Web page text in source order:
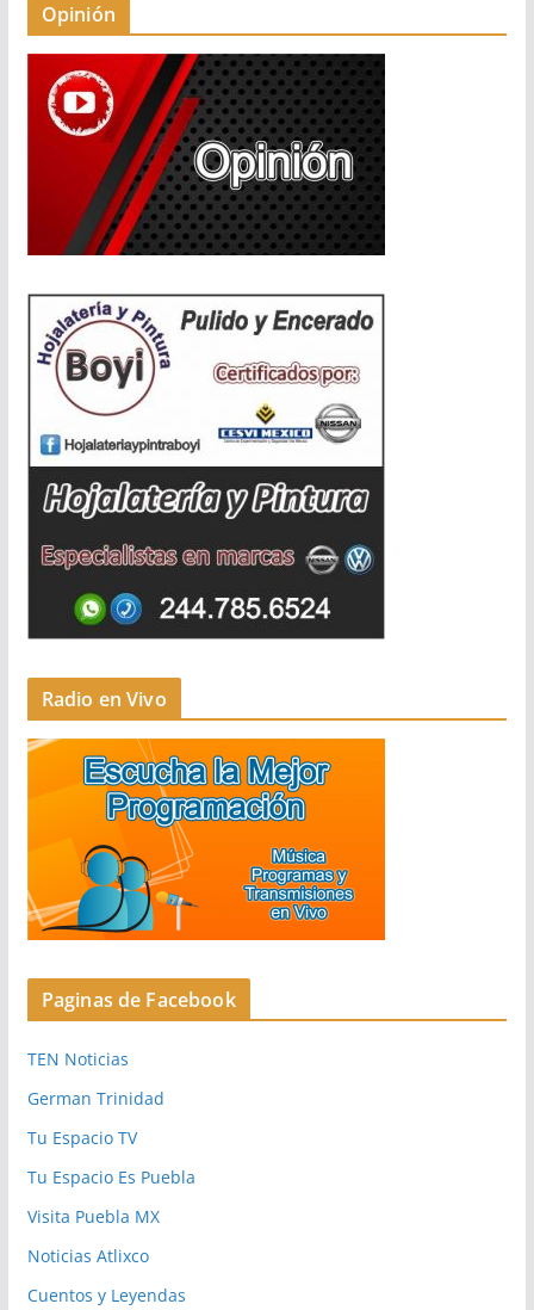
Opinión
Radio en Vivo
Paginas de Facebook
TEN Noticias
German Trinidad
Tu Espacio TV
Tu Espacio Es Puebla
Visita Puebla MX
Noticias Atlixco
Cuentos y Leyendas